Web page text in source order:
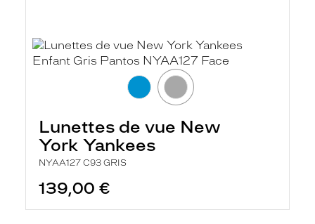
Lunettes de vue New
York Yankees
NYAA127 C93 GRIS
139,00 €